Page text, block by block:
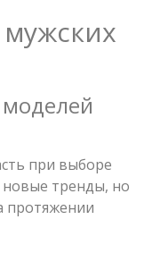
при выборе
новые тренды, но
протяжении